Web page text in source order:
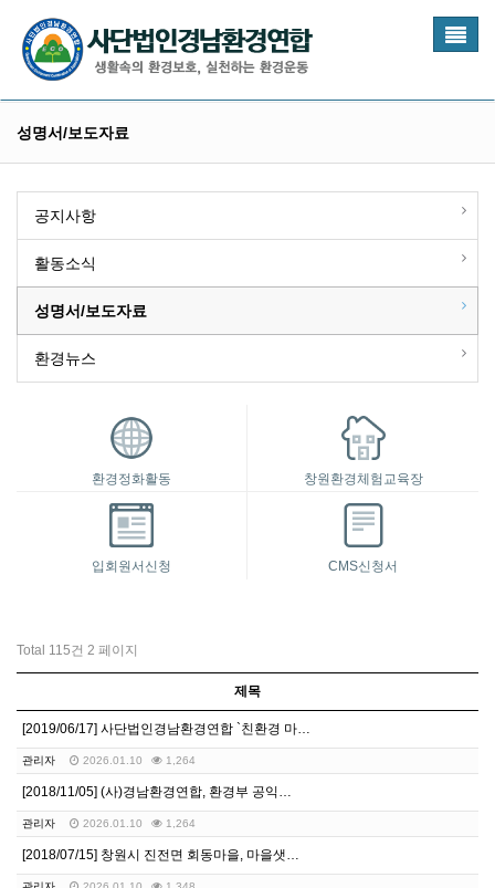
성명서/보도자료
공지사항
활동소식
성명서/보도자료
환경뉴스
환경정화활동 창원환경체험교육장
입회원서신청 CMS신청서
Total 115건 2 페이지
제목
[2019/06/17] 사단법인경남환경연합 `친환경 마…
관리자 2026.01.10 1,264
[2018/11/05] (사)경남환경연합, 환경부 공익…
관리자 2026.01.10 1,264
[2018/07/15] 창원시 진전면 회동마을, 마을샛…